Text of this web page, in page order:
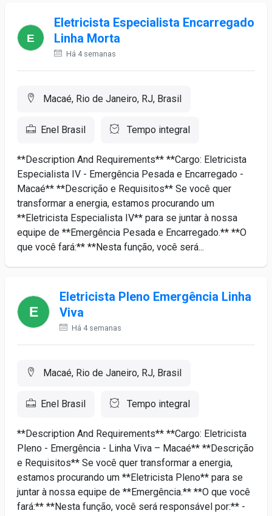
Eletricista Especialista Encarregado
Linha Morta
Há 4 semanas
Macaé, Rio de Janeiro, RJ, Brasil
Enel Brasil Tempo integral
**Description And Requirements** **Cargo: Eletricista
Especialista IV - Emergência Pesada e Encarregado -
Macaé** **Descrição e Requisitos** Se você quer
transformar a energia, estamos procurando um
**Eletricista Especialista IV** para se juntar à nossa
equipe de **Emergência Pesada e Encarregado.** **O
que você fará:** **Nesta função, você será...
Eletricista Pleno Emergência Linha
Viva
Há 4 semanas
Macaé, Rio de Janeiro, RJ, Brasil
Enel Brasil Tempo integral
**Description And Requirements** **Cargo: Eletricista
Pleno - Emergência - Linha Viva – Macaé** **Descrição
e Requisitos** Se você quer transformar a energia,
estamos procurando um **Eletricista Pleno** para se
juntar à nossa equipe de **Emergência.** **O que você
fará:** **Nesta função, você será responsável por:** -